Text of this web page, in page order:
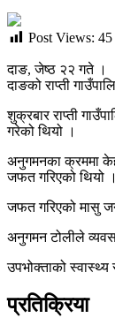
Post Views: 45
दाङ, जेष्ठ २२ गते ।
दाङको राप्ती
शुक्रबार राप्ती
गरेको थियो ।
अनुगमनका क्रममा
जफत गरिएको थियो ।
जफत गरिएको मासु
अनुगमन टोलीले
उपभोक्ताको स्वास्थ्य
प्रतिक्रिया